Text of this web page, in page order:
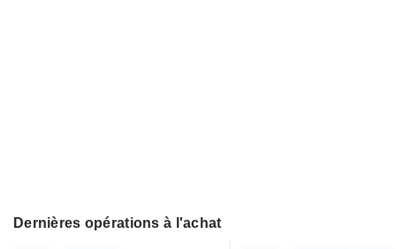
Dernières opérations à l'achat